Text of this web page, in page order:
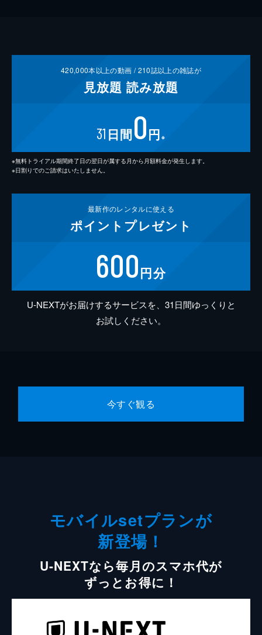
420,000本以上の動画 /210誌以上の雑誌が
見放題 読み放題
31 日間0円 ※
※無料トライアル期間終了日の翌日が属する月から月額料金が発生します。
※日割りでのご請求はいたしません。
最新作のレンタルに使える
ポイント プレゼント
600円分
U-NEXTがお届けするサービスを、31日間ゆっくりと
お試しください。
今すぐ観る
モバイルsetプランが
新登場！
U-NEXTなら毎月のスマホ代が
ずっとお得に！